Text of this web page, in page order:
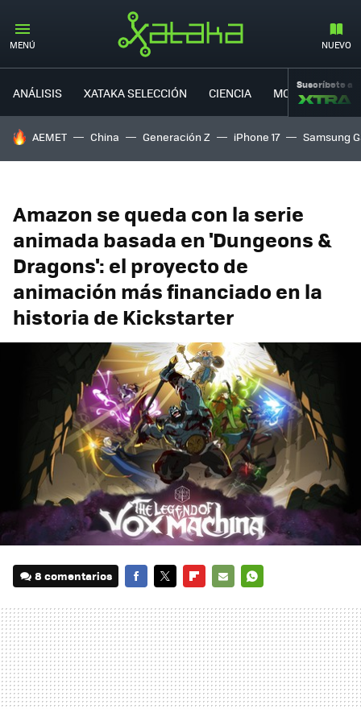
MENÚ NUEVO
ANÁLISIS XATAKA SELECCIÓN CIENCIA MOVILIDAD
Suscríbete a
HOY SE HABLA DE
AEMET China Generación Z iPhone 17 Samsung
Amazon se queda con la serie
animada basada en 'Dungeons &
Dragons': el proyecto de
animación más financiado en la
historia de Kickstarter
8 comentarios
MAIL